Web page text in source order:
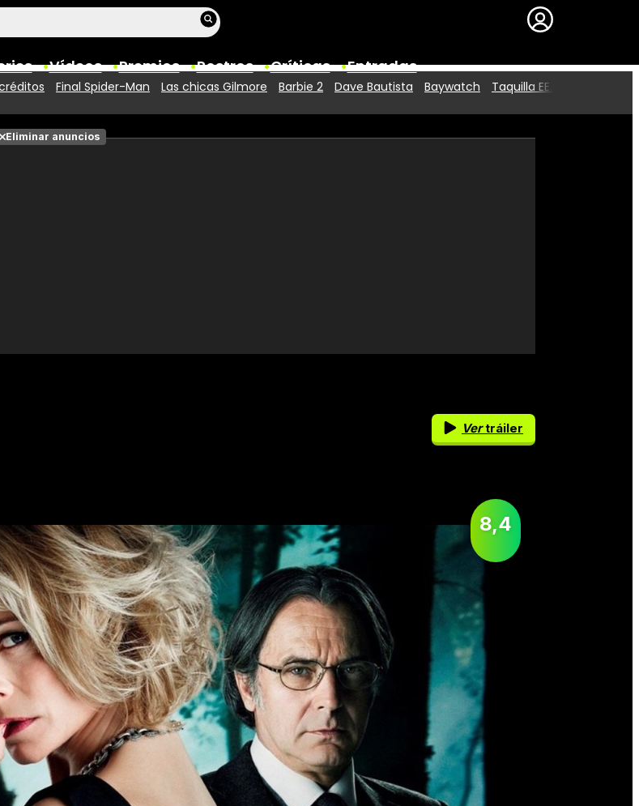
Vídeos Premios Rostros Críticas Entradas
Fotos
Premios
Final Spider-Man Las chicas Gilmore Barbie 2 Dave Bautista Baywatch Taquilla EE.UU.
Eliminar anuncios
Vertráiler
8,4